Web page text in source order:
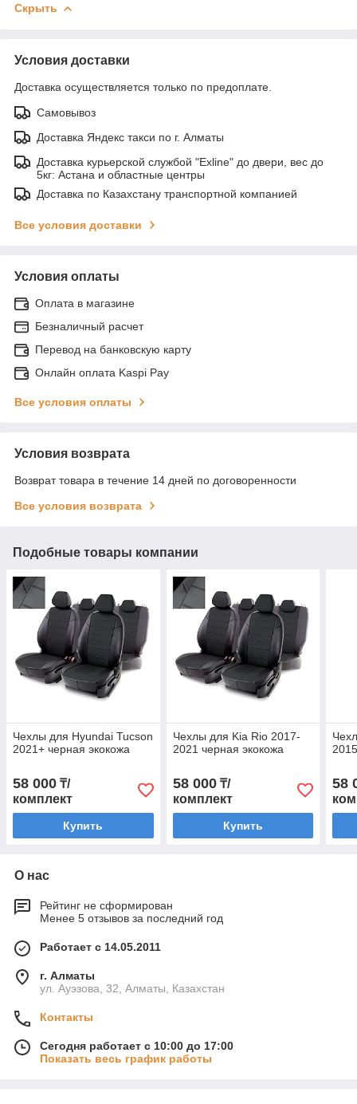
Скрыть
Условия доставки
Доставка осуществляется только по предоплате.
Самовывоз
Доставка Яндекс такси по г. Алматы
Доставка курьерской службой "Exline" до двери, вес до
5кг: Астана и областные центры
Доставка по Казахстану транспортной компанией
Все условия доставки
Условия оплаты
Оплата в магазине
Безналичный расчет
Перевод на банковскую карту
Онлайн оплата Kaspi Pay
Все условия оплаты
Условия возврата
Возврат товара в течение 14 дней по договоренности
Все условия возврата
Подобные товары компании
Чехлы для Hyundai Tucson
2021+ черная экокожа
58 000 ₸/
комплект
Купить
Чехлы для Kia Rio 2017-
2021 черная экокожа
58 000₸/
комплект
Купить
58
О нас
Рейтинг не сформирован
Менее 5 отзывов за последний год
Работает с 14.05.2011
г. Алматы
ул. Ауэзова, 32, Алматы, Казахстан
Контакты
Сегодня работает с 10:00 до 17:00
Показать весь график работы